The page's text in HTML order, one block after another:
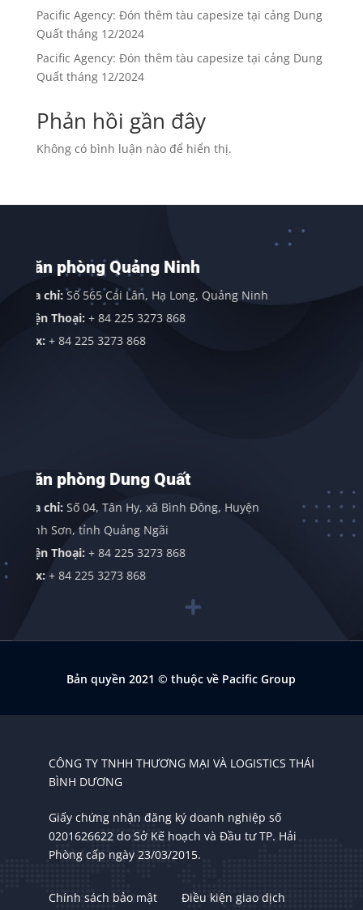
Pacific Agency: Đón thêm tàu capesize tại cảng Dung
Quất tháng 12/2024
Pacific Agency: Đón thêm tàu capesize tại cảng Dung
Quất tháng 12/2024
Phản hồi gần đây
Không có bình luận nào để hiển thị.
Ninh
Hạ Long, Quảng Ninh
3273 868
Quất
Hy, xã Bình Đông, Huyện
Ngãi
3273 868
Địa chỉ: 113 Eunos Ave 3,
Gordon Industrial
Bản quyền 2021© thuộc về Pacific Group
CÔNG TY TNHH THƯƠNG MẠI VÀ LOGISTICS THÁI
BÌNH DƯƠNG
Giấy chứng nhận đăng ký doanh nghiệp số
0201626622 do Sở Kế hoạch và Đầu tư TP. Hải
Phòng cấp ngày 23/03/2015.
Chính sách bảo mật Điều kiện giao dịch